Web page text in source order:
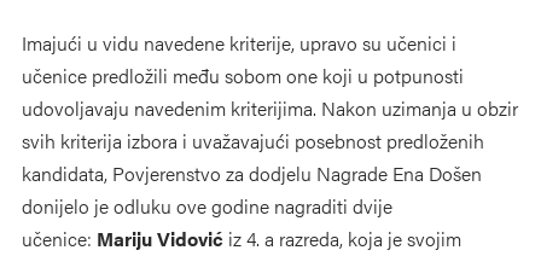
Imajući u vidu navedene kriterije, upravo su učenici i
učenice predložili među sobom one koji u potpunosti
udovoljavaju navedenim kriterijima. Nakon uzimanja u obzir
svih kriterija izbora i uvažavajući posebnost predloženih
kandidata, Povjerenstvo za dodjelu Nagrade Ena Došen
donijelo je odluku ove godine nagraditi dvije
učenice: Mariju Vidović iz 4. a razreda, koja je svojim